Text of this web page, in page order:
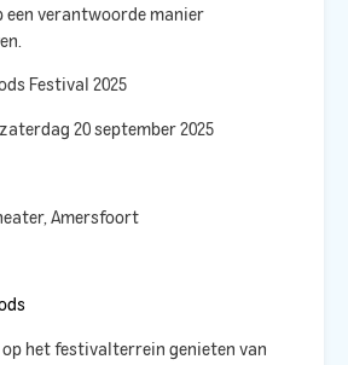
een verantwoorde manier
Festival 2025
20 september 2025
Amersfoort
op het festivalterrein genieten van